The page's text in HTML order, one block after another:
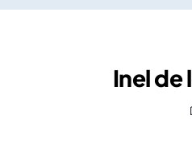
Inel de